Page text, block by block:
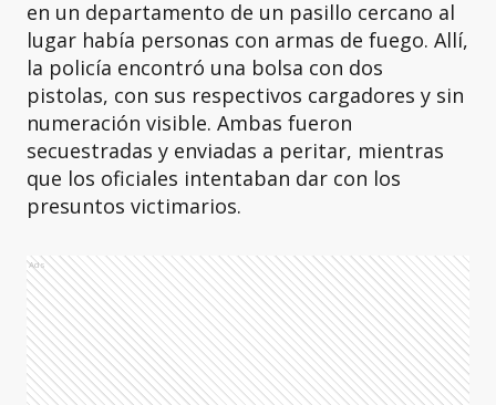
en un departamento de un pasillo cercano al
lugar había personas con armas de fuego. Allí,
la policía encontró una bolsa con dos
pistolas, con sus respectivos cargadores y sin
numeración visible. Ambas fueron
secuestradas y enviadas a peritar, mientras
que los oficiales intentaban dar con los
presuntos victimarios.
Ads